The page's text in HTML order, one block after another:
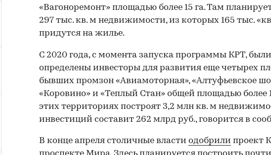
«Вагоноремонт» площадью более 15 га. Там
297 тыс. кв. м недвижимости, из которых 165 тыс.
придутся на жилье.
С 2020 года, с момента запуска программы КРТ,
определены инвесторы для развития еще четырех
бывших промзон «Авиамоторная», «Алтуфьевское
«Коровино» и «Теплый Стан» общей площадью более
этих территориях построят 3,2 млн кв. м
инвестиций составит 262 млрд руб., говорится в
В конце апреля столичные власти одобрили проект